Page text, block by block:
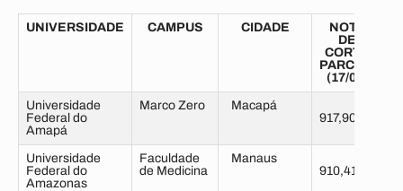
UNIVERSIDADE CAMPUS CIDADE
NOTA
DE
CORTE
PARCIAL
(17/02)
Universidade
Federal do
Amapá
Marco Zero
Macapá
917,90
Universidade
Federal do
Amazonas
Faculdade
de Medicina
Manaus
910,41